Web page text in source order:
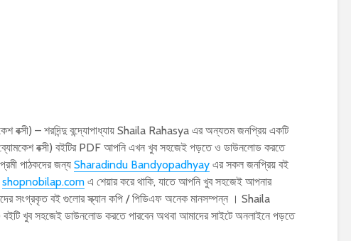
বক্সী) – শরদিন্দু বন্দ্যোপাধ্যায় Shaila Rahasya এর অন্যতম জনপ্রিয় একটি
বক্সী) বইটির PDF আপনি এখন খুব সহজেই পড়তে ও ডাউনলোড করতে
পাঠকদের জন্য Sharadindu Bandyopadhyay এর সকল জনপ্রিয় বই
shopnobilap.com এ শেয়ার করে থাকি, যাতে আপনি খুব সহজেই আপনার
সংগ্রকৃত বই গুলোর স্ক্যান কপি / পিডিএফ অনেক মানসম্পন্ন । Shaila
খুব সহজেই ডাউনলোড করতে পারবেন অথবা আমাদের সাইটে অনলাইনে পড়তে